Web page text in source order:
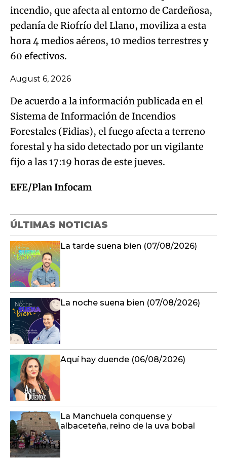
incendio, que afecta al entorno de Cardeñosa,
pedanía de Riofrío del Llano, moviliza a esta
hora 4 medios aéreos, 10 medios terrestres y
60 efectivos.
August 6, 2026
De acuerdo a la información publicada en el
Sistema de Información de Incendios
Forestales (Fidias), el fuego afecta a terreno
forestal y ha sido detectado por un vigilante
fijo a las 17:19 horas de este jueves.
EFE/Plan Infocam
ÚLTIMAS NOTICIAS
La tarde suena bien (07/08/2026)
La noche suena bien (07/08/2026)
Aquí hay duende (06/08/2026)
La Manchuela conquense y
albaceteña, reino de la uva bobal